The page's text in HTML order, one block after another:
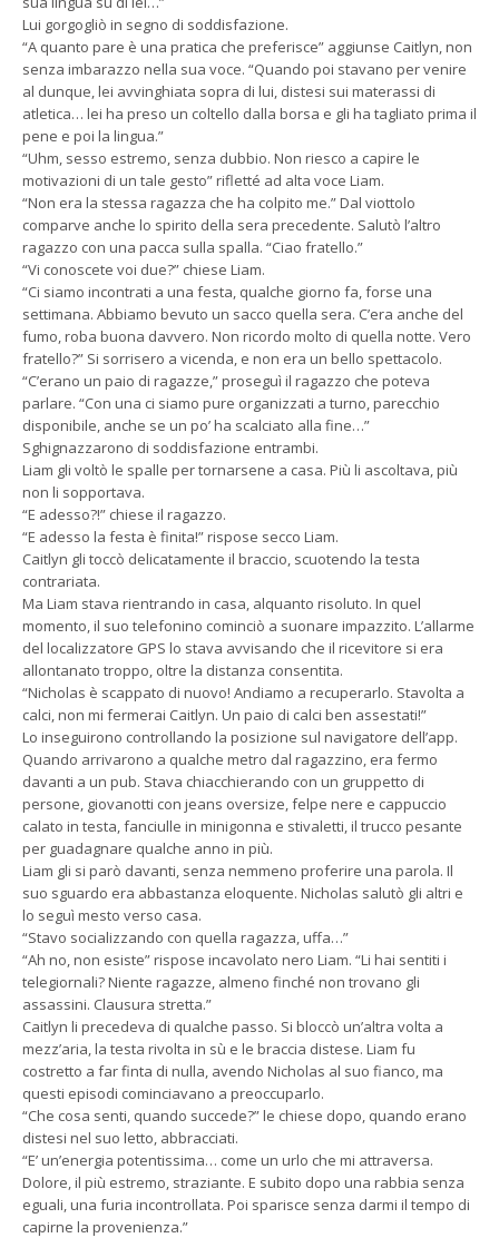
Lui gorgogliò in segno di soddisfazione.
“A quanto pare è una pratica che preferisce” aggiunse Caitlyn, non
senza imbarazzo nella sua voce. “Quando poi stavano per venire
al dunque, lei avvinghiata sopra di lui, distesi sui materassi di
atletica… lei ha preso un coltello dalla borsa e gli ha tagliato prima il
pene e poi la lingua.”
“Uhm, sesso estremo, senza dubbio. Non riesco a capire le
motivazioni di un tale gesto” rifletté ad alta voce Liam.
“Non era la stessa ragazza che ha colpito me.” Dal viottolo
comparve anche lo spirito della sera precedente. Salutò l’altro
ragazzo con una pacca sulla spalla. “Ciao fratello.”
“Vi conoscete voi due?” chiese Liam.
“Ci siamo incontrati a una festa, qualche giorno fa, forse una
settimana. Abbiamo bevuto un sacco quella sera. C’era anche del
fumo, roba buona davvero. Non ricordo molto di quella notte. Vero
fratello?” Si sorrisero a vicenda, e non era un bello spettacolo.
“C’erano un paio di ragazze,” proseguì il ragazzo che poteva
parlare. “Con una ci siamo pure organizzati a turno, parecchio
disponibile, anche se un po’ ha scalciato alla fine…”
Sghignazzarono di soddisfazione entrambi.
Liam gli voltò le spalle per tornarsene a casa. Più li ascoltava, più
non li sopportava.
“E adesso?!” chiese il ragazzo.
“E adesso la festa è finita!” rispose secco Liam.
Caitlyn gli toccò delicatamente il braccio, scuotendo la testa
contrariata.
Ma Liam stava rientrando in casa, alquanto risoluto. In quel
momento, il suo telefonino cominciò a suonare impazzito. L’allarme
del localizzatore GPS lo stava avvisando che il ricevitore si era
allontanato troppo, oltre la distanza consentita.
“Nicholas è scappato di nuovo! Andiamo a recuperarlo. Stavolta a
calci, non mi fermerai Caitlyn. Un paio di calci ben assestati!”
Lo inseguirono controllando la posizione sul navigatore dell’app.
Quando arrivarono a qualche metro dal ragazzino, era fermo
davanti a un pub. Stava chiacchierando con un gruppetto di
persone, giovanotti con jeans oversize, felpe nere e cappuccio
calato in testa, fanciulle in minigonna e stivaletti, il trucco pesante
per guadagnare qualche anno in più.
Liam gli si parò davanti, senza nemmeno proferire una parola. Il
suo sguardo era abbastanza eloquente. Nicholas salutò gli altri e
lo seguì mesto verso casa.
“Stavo socializzando con quella ragazza, uffa…”
“Ah no, non esiste” rispose incavolato nero Liam. “Li hai sentiti i
telegiornali? Niente ragazze, almeno finché non trovano gli
assassini. Clausura stretta.”
Caitlyn li precedeva di qualche passo. Si bloccò un’altra volta a
mezz’aria, la testa rivolta in sù e le braccia distese. Liam fu
costretto a far finta di nulla, avendo Nicholas al suo fianco, ma
questi episodi cominciavano a preoccuparlo.
“Che cosa senti, quando succede?” le chiese dopo, quando erano
distesi nel suo letto, abbracciati.
“E’ un’energia potentissima… come un urlo che mi attraversa.
Dolore, il più estremo, straziante. E subito dopo una rabbia senza
eguali, una furia incontrollata. Poi sparisce senza darmi il tempo di
capirne la provenienza.”